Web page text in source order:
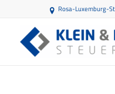
Rosa-Luxemburg-